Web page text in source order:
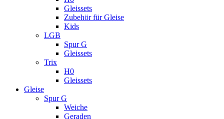
Gleissets
Zubehör für Gleise
Kids
LGB
Spur G
Gleissets
Trix
H0
Gleissets
Gleise
Spur G
Weiche
Geraden